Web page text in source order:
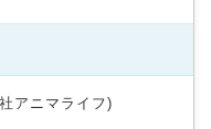
アニマライフ)